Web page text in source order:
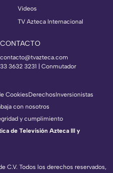
Videos
TV Azteca Internacional
CONTACTO
contacto@tvazteca.com
33 3632 3231 | Conmutador
C.V. Todos los derechos reservados,
CookiesDerechosInversionistas
con nosotros
y cumplimiento
de Televisión Azteca III y